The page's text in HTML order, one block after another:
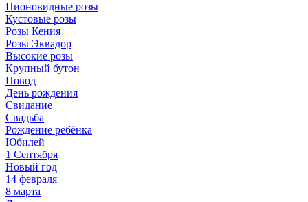
Пионовидные розы
Кустовые розы
Розы Кения
Розы Эквадор
Высокие розы
Крупный бутон
Повод
День рождения
Свидание
Свадьба
Рождение ребёнка
Юбилей
1 Сентября
Новый год
14 февраля
8 марта